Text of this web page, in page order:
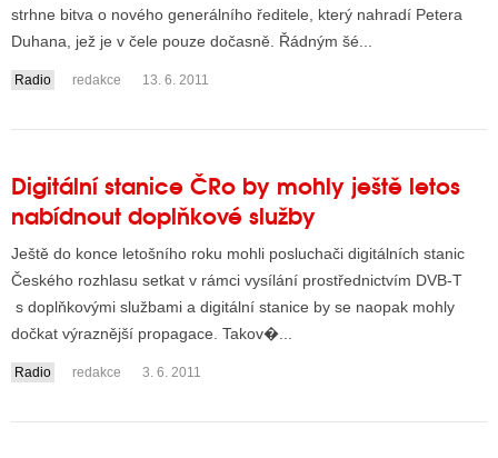
strhne bitva o nového generálního ředitele, který nahradí Petera
Duhana, jež je v čele pouze dočasně. Řádným šé...
Radio redakce 13. 6. 2011
Digitální stanice ČRo by mohly ještě letos
nabídnout doplňkové služby
Ještě do konce letošního roku mohli posluchači digitálních stanic
Českého rozhlasu setkat v rámci vysílání prostřednictvím DVB-T
s doplňkovými službami a digitální stanice by se naopak mohly
dočkat výraznější propagace. Takov�...
Radio redakce 3. 6. 2011